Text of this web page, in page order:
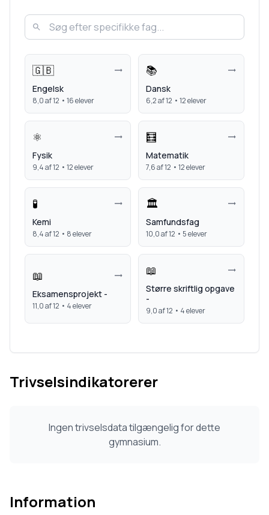
🇬🇧
Engelsk
8,0af 12 • 16elever
📚
Dansk
6,2af 12 • 12elever
⚛️
Fysik
9,4af 12 • 12elever
🧮
Matematik
7,6af 12 • 12elever
🧪
Kemi
8,4af 12 • 8elever
🏛️
Samfundsfag
10,0af 12 • 5elever
📖
Eksamensprojekt -
11,0af 12 • 4elever
📖
Større skriftlig opgave
-
9,0af 12 • 4elever
Trivselsindikatorerer
Ingen trivselsdata tilgængelig for dette
gymnasium.
Information